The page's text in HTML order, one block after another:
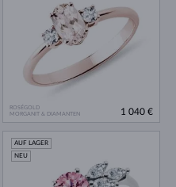
ROSÉGOLD
MORGANIT & DIAMANTEN
1 040 €
AUF LAGER
NEU